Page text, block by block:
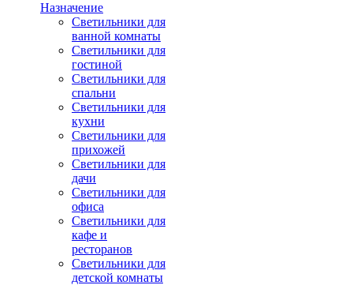
Назначение
Светильники для
ванной комнаты
Светильники для
гостиной
Светильники для
спальни
Светильники для
кухни
Светильники для
прихожей
Светильники для
дачи
Светильники для
офиса
Светильники для
кафе и
ресторанов
Светильники для
детской комнаты